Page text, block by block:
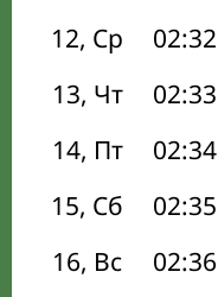
12, Ср
02:32
13, Чт
02:33
14, Пт
02:34
15, Сб
02:35
16, Вс
02:36